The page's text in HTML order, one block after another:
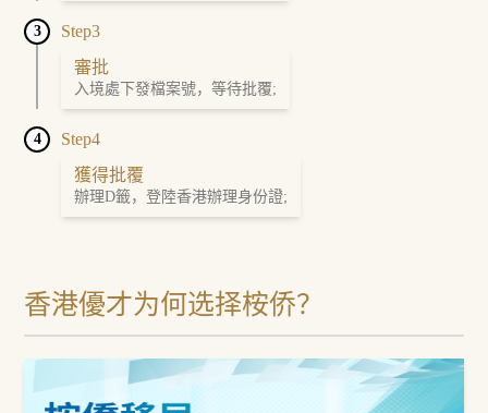
3
Step3
審批
入境處下發檔案號，等待批覆;
4
Step4
獲得批覆
辦理D籤，登陸香港辦理身份證;
香港優才为何选择桉侨？